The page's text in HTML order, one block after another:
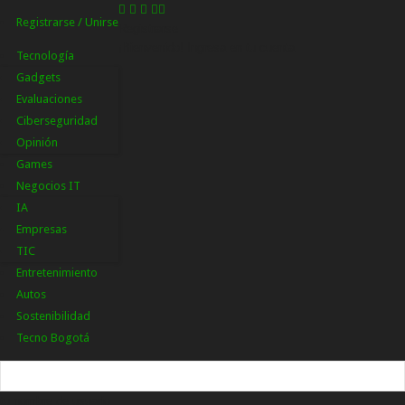
Registrarse / Unirse
Tecnología
Gadgets
Evaluaciones
Ciberseguridad
Opinión
Games
Negocios IT
IA
Empresas
TIC
Entretenimiento
Autos
Sostenibilidad
Tecno Bogotá